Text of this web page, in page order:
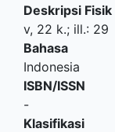
Deskripsi Fisik
v, 22 k.; ill.: 29
Bahasa
Indonesia
ISBN/ISSN
-
Klasifikasi